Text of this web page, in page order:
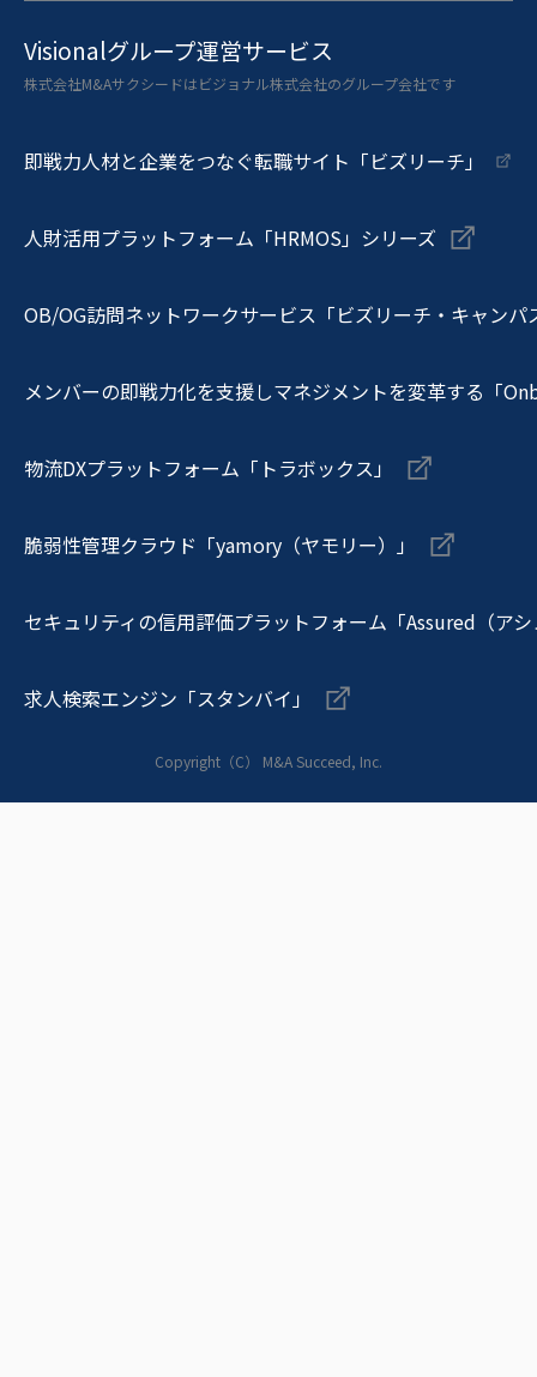
Visionalグループ運営サービス
株式会社M&Aサクシードはビジョナル株式会社のグループ会社です
即戦力人材と企業をつなぐ転職サイト「ビズリーチ」
人財活用プラットフォーム「HRMOS」シリーズ
OB/OG訪問ネットワークサービス「ビズリーチ・キャンパ
メンバーの即戦力化を支援しマネジメントを変革する「
物流DXプラットフォーム「トラボックス」
脆弱性管理クラウド「yamory（ヤモリー）」
セキュリティの信用評価プラットフォーム「Assured（ア
求人検索エンジン「スタンバイ」
Copyright（C） M&A Succeed, Inc.